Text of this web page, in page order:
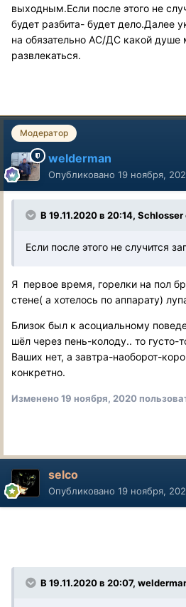
выходным.Если после этого не
будет разбита- будет дело.Далее
на обязательно АС/ДС какой душе
развлекаться.
Модератор
welderman
Опубликовано 19 ноября,
В 19.11.2020 в 20:14, Schlosser
Если после этого не случится
Я первое время, горелки на пол
стене( а хотелось по аппарату)
Близок был к асоциальному
шёл через пень-колоду.. то густо-
Ваших нет, а завтра-наоборот-
конкретно.
Изменено19 ноября, 2020
selco
Опубликовано 19 ноября,
В 19.11.2020 в 20:07,